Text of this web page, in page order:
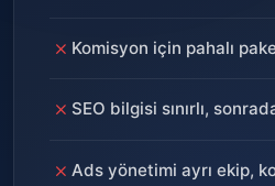
Komisyon için pahalı
SEO bilgisi sınırlı,
Ads yönetimi ayrı ekip,